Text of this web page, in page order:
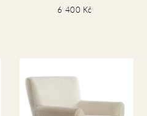
6 400 Kč